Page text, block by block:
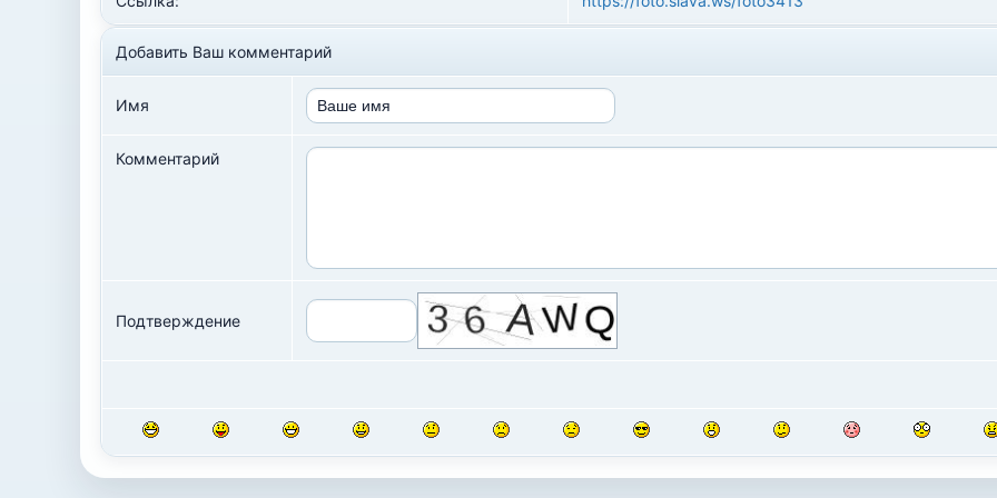
Добавить Ваш комментарий
Имя
Комментарий
Подтверждение